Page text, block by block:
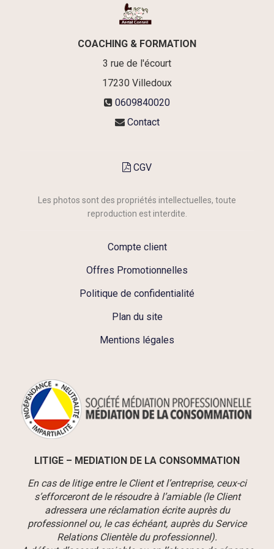
COACHING & FORMATION
3 rue de l'écourt
17230 Villedoux
0609840020
Contact
CGV
Les photos sont des propriétés intellectuelles, toute
reproduction est interdite.
Compte client
Offres Promotionnelles
Politique de confidentialité
Plan du site
Mentions légales
LITIGE – MEDIATION DE LA CONSOMMATION
En cas de litige entre le Client et l’entreprise, ceux-ci
s’efforceront de le résoudre à l’amiable (le Client
adressera une réclamation écrite auprès du
professionnel ou, le cas échéant, auprès du Service
Relations Clientèle du professionnel).